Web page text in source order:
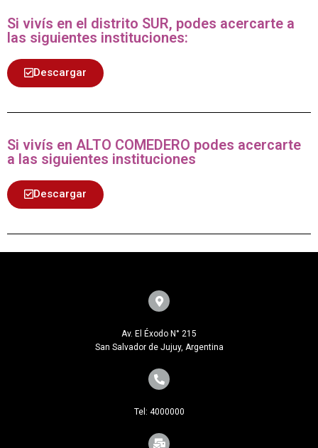
Si vivís en el distrito SUR, podes acercarte a
las siguientes instituciones:
Descargar
Si vivís en ALTO COMEDERO podes acercarte
a las siguientes instituciones
Descargar
Av. El Éxodo N° 215
San Salvador de Jujuy, Argentina
Tel: 4000000